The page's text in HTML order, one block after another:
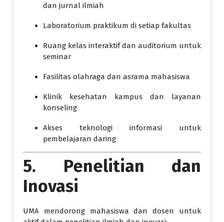
dan jurnal ilmiah
Laboratorium praktikum di setiap fakultas
Ruang kelas interaktif dan auditorium untuk
seminar
Fasilitas olahraga dan asrama mahasiswa
Klinik kesehatan kampus dan layanan
konseling
Akses teknologi informasi untuk
pembelajaran daring
5. Penelitian dan
Inovasi
UMA mendorong mahasiswa dan dosen untuk